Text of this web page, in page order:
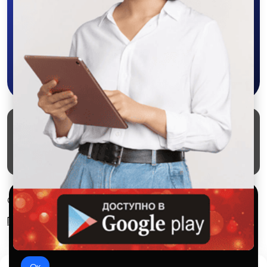
Копалки Грабли
Агродроны
Мульчеры Окучники
объявления - все это в нашем мобильном
приложении SALEX!
Скачать в Google Play
Маркеты Блог
О проекте
Служба поддержки
Удаление аккаунта
Партнерка
© 2026 SALEX МАРКЕТ
Правила сервиса
Конфиденциальность
Используем куки и рекомендательные
технологии
Это чтобы сайт работал лучше. Оставаясь с нами, вы
соглашаетесь на использование файлов куки.